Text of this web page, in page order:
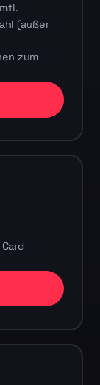
(außer
zum